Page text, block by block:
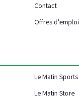
Contact
Offres d'emploi
Le Matin Sports
Le Matin Store